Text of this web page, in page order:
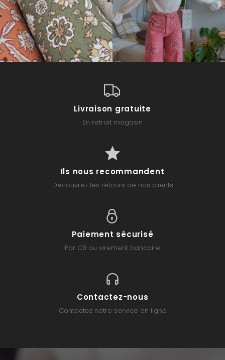
Livraison gratuite
En retrait magasin
Ils nous recommandent
Découvrez les retours de nos clients
Paiement sécurisé
Par CB ou virement bancaire
Contactez-nous
Contactez notre service en ligne